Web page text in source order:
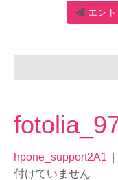
エン
hpone_support2A1
付けていません